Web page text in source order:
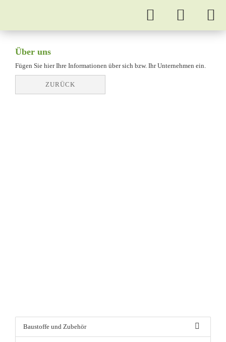
Über uns
Fügen Sie hier Ihre Informationen über sich bzw. Ihr Unternehmen ein.
ZURÜCK
Baustoffe und Zubehör